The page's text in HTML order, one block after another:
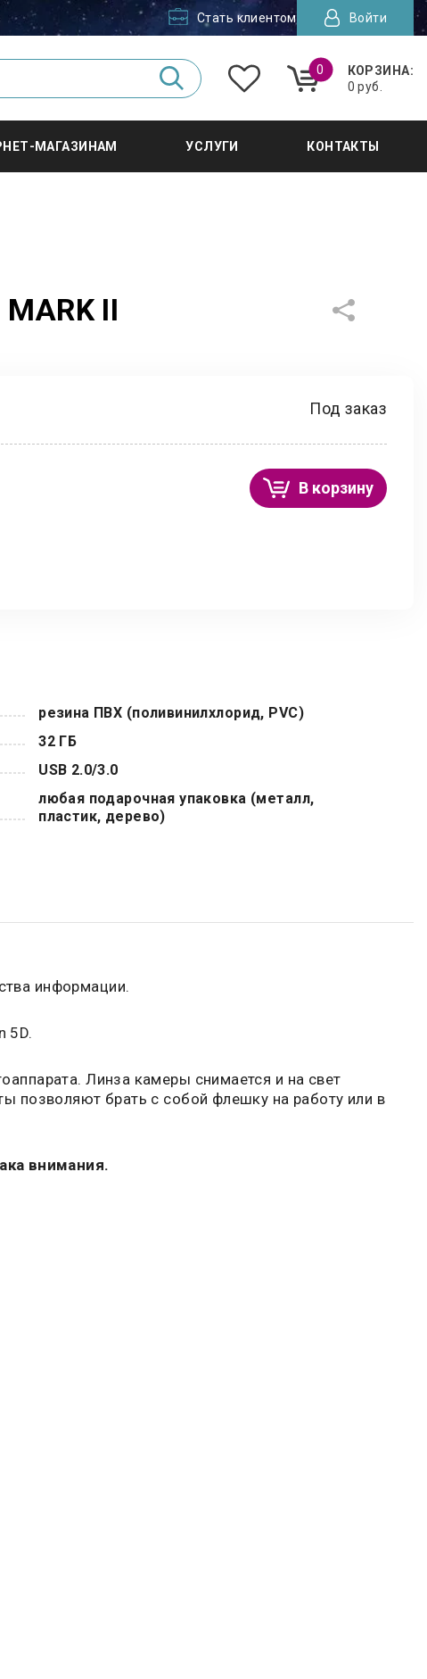
Стать клиентом Войти
0
КОРЗИНА:
0 руб.
МАГАЗИНАМ УСЛУГИ КОНТАКТЫ
II
Под заказ
В корзину
резина ПВХ (поливинилхлорид, PVC)
32 ГБ
USB 2.0/3.0
любая подарочная упаковка (металл,
пластик, дерево)
информации.
5D.
Линза камеры снимается и на свет
позволяют брать с собой флешку на работу или в
внимания.